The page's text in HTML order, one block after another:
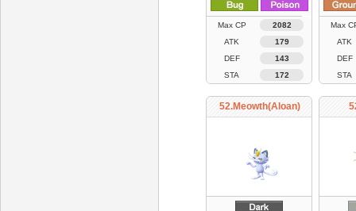
Max CP
2082
ATK
179
DEF
143
STA
172
Max
ATK
DEF
STA
52.Meowth(Aloan)